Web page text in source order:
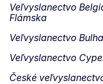
Veľvyslanectvo
Flámska
Veľvyslanectvo
Veľvyslanectvo
České